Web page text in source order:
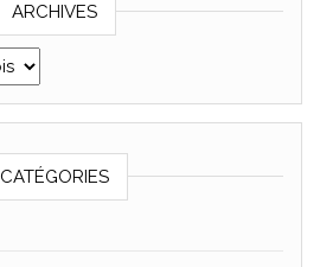
ARCHIVES
CATÉGORIES